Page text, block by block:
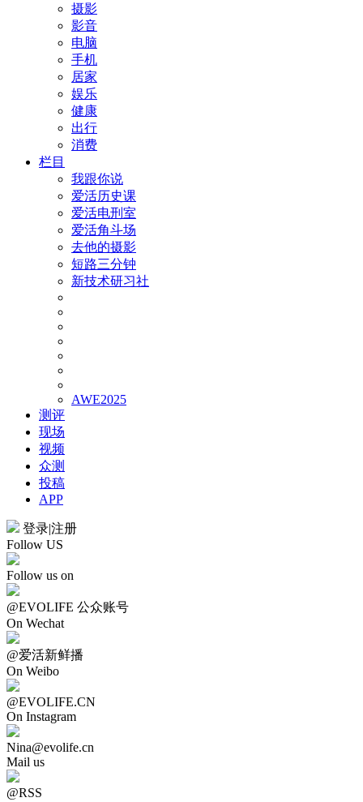
摄影
影音
电脑
手机
居家
娱乐
健康
出行
消费
栏目
我跟你说
爱活历史课
爱活电刑室
爱活角斗场
去他的摄影
短路三分钟
新技术研习社
AWE2025
测评
现场
视频
众测
投稿
APP
登录|注册
Follow US
Follow us on
@EVOLIFE 公众账号
On Wechat
@爱活新鲜播
On Weibo
@EVOLIFE.CN
On Instagram
Nina@evolife.cn
Mail us
@RSS